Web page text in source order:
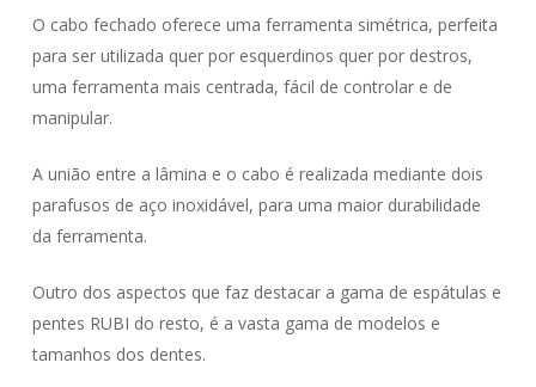
O cabo fechado oferece uma ferramenta simétrica, perfeita
para ser utilizada quer por esquerdinos quer por destros,
uma ferramenta mais centrada, fácil de controlar e de
manipular.
A união entre a lâmina e o cabo é realizada mediante dois
parafusos de aço inoxidável, para uma maior durabilidade
da ferramenta.
Outro dos aspectos que faz destacar a gama de espátulas e
pentes RUBI do resto, é a vasta gama de modelos e
tamanhos dos dentes.